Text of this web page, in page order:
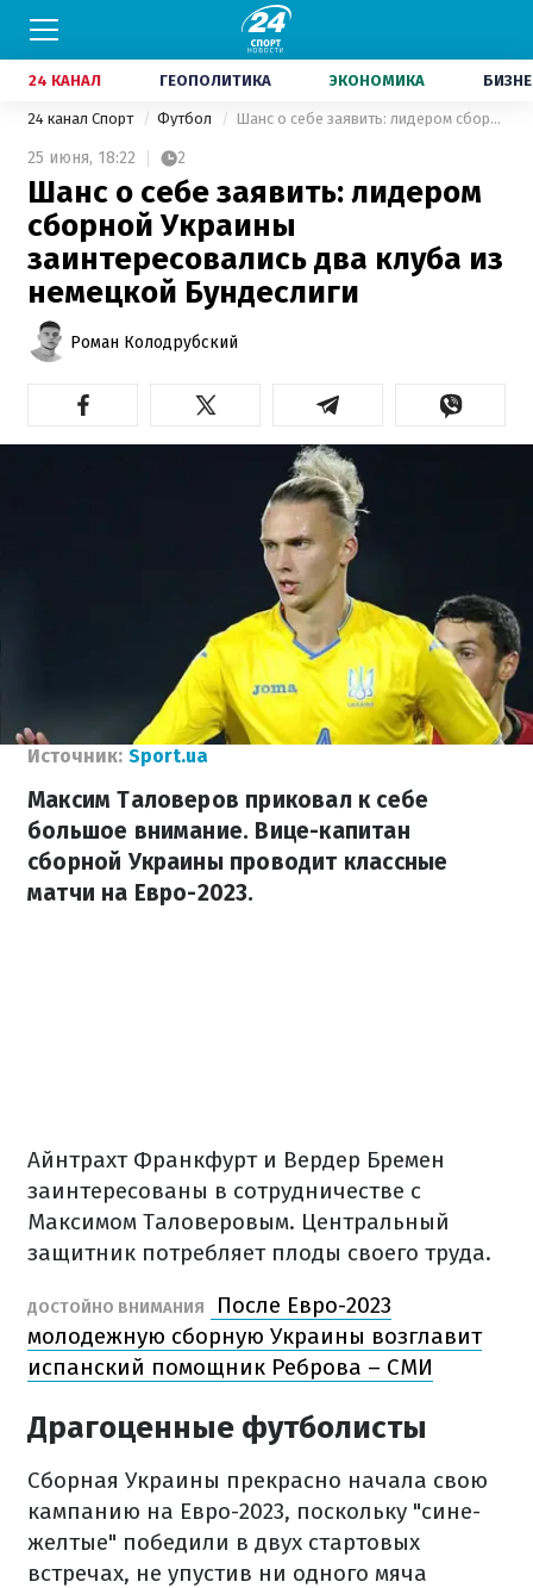
24 КАНАЛ ГЕОПОЛИТИКА ЭКОНОМИКА
24 канал Спорт Футбол Шанс о себе заявить: лидером сборной Украины заинтересовались два клуба из немецкой Бундеслиги
25 июня, 18:22 2
Шанс о себе заявить: лидером
сборной Украины
заинтересовались два клуба из
немецкой Бундеслиги
Роман Колодрубский
Источник: Sport.ua
Максим Таловеров приковал к себе
большое внимание. Вице-капитан
сборной Украины проводит классные
матчи на Евро-2023.
Айнтрахт Франкфурт и Вердер Бремен
заинтересованы в сотрудничестве с
Максимом Таловеровым. Центральный
защитник потребляет плоды своего труда.
ДОСТОЙНО ВНИМАНИЯ
После Евро-2023
молодежную сборную Украины возглавит
испанский помощник Реброва – СМИ
Драгоценные футболисты
Сборная Украины прекрасно начала свою
кампанию на Евро-2023, поскольку "сине-
желтые" победили в двух стартовых
встречах, не упустив ни одного мяча